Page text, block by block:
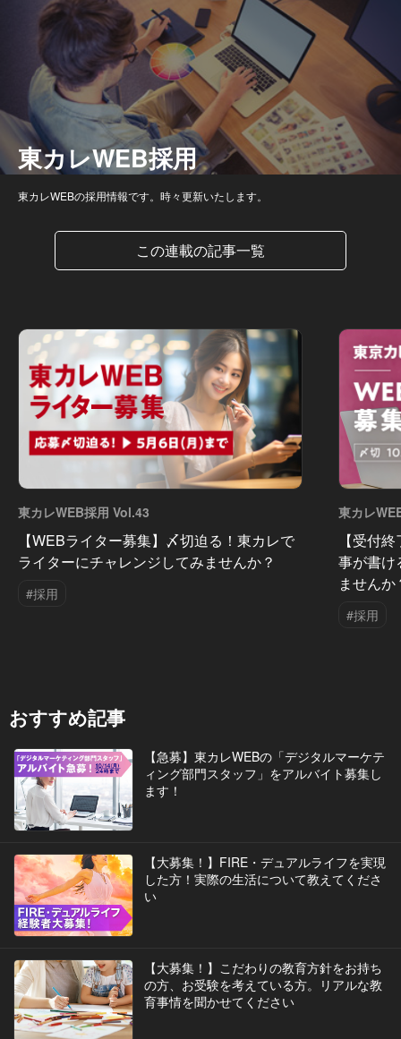
東カレWEB採用
東カレWEBの採用情報です。時々更新いたします。
この連載の記事一覧
東カレWEB採用 Vol.43
【WEBライター募集】〆切迫る！東カレで
ライターにチャレンジしてみませんか？
#採用
東カレ
【受付
事が書け
ませんか
#採用
おすすめ記事
【急募】東カレWEBの「デジタルマーケテ
ィング部門スタッフ」をアルバイト募集し
ます！
【大募集！】FIRE・デュアルライフを実現
した方！実際の生活について教えてくださ
い
【大募集！】こだわりの教育方針をお持ち
の方、お受験を考えている方。リアルな教
育事情を聞かせてください